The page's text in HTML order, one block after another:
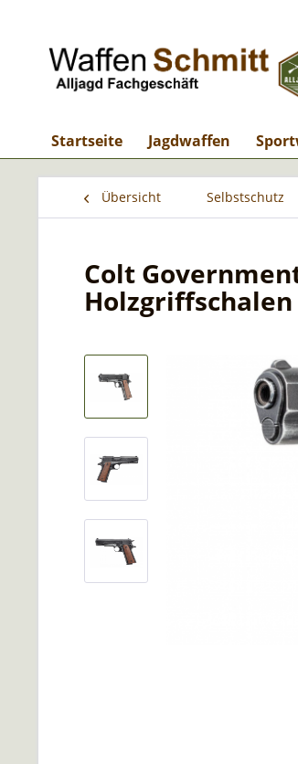
Startseite Jagdwaffen
Übersicht Selbstschutz
Colt
Holzgriffschalen